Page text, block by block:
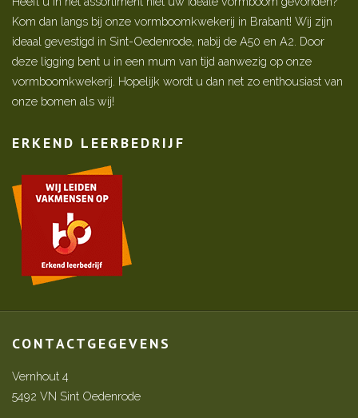
Kom dan langs bij onze vormboomkwekerij in Brabant! Wij zijn
ideaal gevestigd in Sint-Oedenrode, nabij de A50 en A2. Door
deze ligging bent u in een mum van tijd aanwezig op onze
vormboomkwekerij. Hopelijk wordt u dan net zo enthousiast van
onze bomen als wij!
ERKEND LEERBEDRIJF
CONTACTGEGEVENS
Vernhout 4
5492 VN Sint Oedenrode